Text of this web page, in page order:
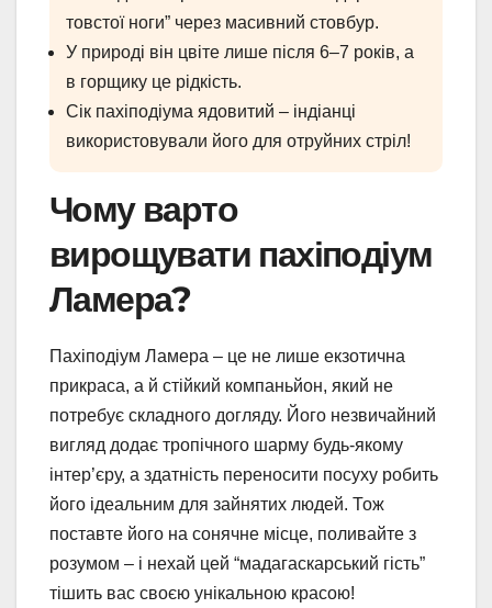
товстої ноги” через масивний стовбур.
У природі він цвіте лише після 6–7 років, а
в горщику це рідкість.
Сік пахіподіума ядовитий – індіанці
використовували його для отруйних стріл!
Чому варто
вирощувати пахіподіум
Ламера?
Пахіподіум Ламера – це не лише екзотична
прикраса, а й стійкий компаньйон, який не
потребує складного догляду. Його незвичайний
вигляд додає тропічного шарму будь-якому
інтер’єру, а здатність переносити посуху робить
його ідеальним для зайнятих людей. Тож
поставте його на сонячне місце, поливайте з
розумом – і нехай цей “мадагаскарський гість”
тішить вас своєю унікальною красою!